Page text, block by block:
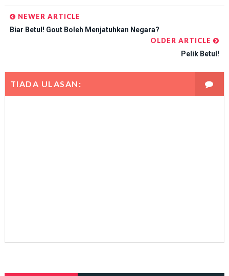
NEWER ARTICLE
Biar Betul! Gout Boleh Menjatuhkan Negara?
OLDER ARTICLE
Pelik Betul!
TIADA ULASAN: